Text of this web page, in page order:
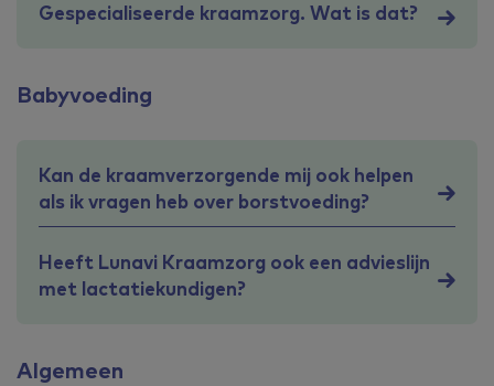
Gespecialiseerde kraamzorg. Wat is dat?
Babyvoeding
Kan de kraamverzorgende mij ook helpen
als ik vragen heb over borstvoeding?
Heeft Lunavi Kraamzorg ook een advieslijn
met lactatiekundigen?
Algemeen